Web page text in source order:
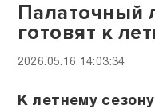
Палаточный
готовят к
2026.05.16 14:03:34
К летнему